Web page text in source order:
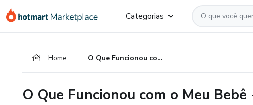
para
para
para
Categorias
Home O Que Funcionou com o Meu Bebê - ROTINA DO SONO
O Que Funcionou com o Meu